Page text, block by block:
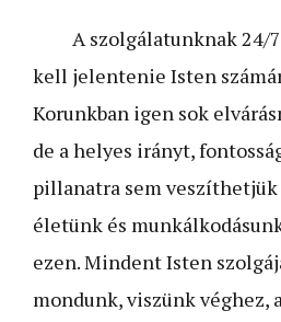
A szolgálatunknak 24/
kell jelentenie Isten
Korunkban igen sok
de a helyes irányt,
pillanatra sem
életünk és
ezen. Mindent Isten
mondunk, viszünk véghez,